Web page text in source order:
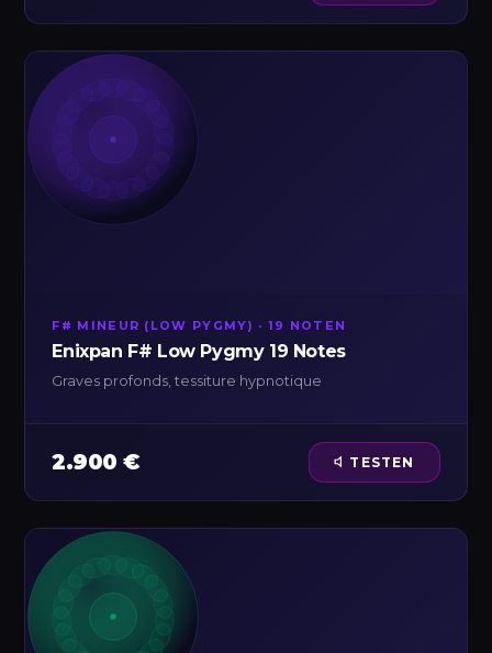
F# MINEUR (LOW PYGMY) · 19 NOTEN
Enixpan F# Low Pygmy 19 Notes
Graves profonds, tessiture hypnotique
2.900 € TESTEN